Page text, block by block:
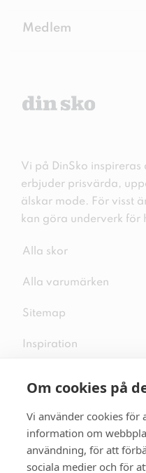
Om cookies på
Vi använder cookies för
information om
användning, för att
sociala medier och för
Medlem
Vi på DinSko
erbjuder prisvärda,
älskar mode. För visst
kan göra underverk för
Alla skor
Alla varumärken
Sitemap
Inspiration
Följ oss på sociala